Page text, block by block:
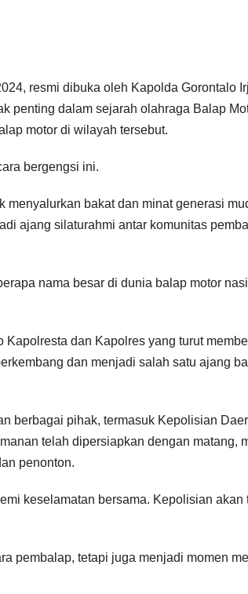
resmi dibuka oleh Kapolda Gorontalo
penting dalam sejarah olahraga Balap
motor di wilayah tersebut.
bergengsi ini.
menyalurkan bakat dan minat generasi
ajang silaturahmi antar komunitas
nama besar di dunia balap motor
dan Kapolres yang turut
dan menjadi salah satu ajang
berbagai pihak, termasuk Kepolisian
telah dipersiapkan dengan matang,
penonton.
keselamatan bersama. Kepolisian akan
pembalap, tetapi juga menjadi momen